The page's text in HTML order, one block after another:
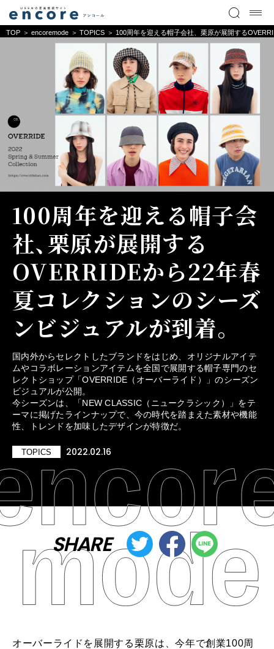
TOP encoremode TOPICS 100周年を迎える帽子会社、栗原が展開する
100周年を迎える帽子会
社、栗原が展開する
OVERRIDEから22年春
夏コレクションのシーズ
ンビジュアルが到着。
国内外からセレクトしたブランドをはじめ、オリジナルアイテ
ムやコラボレーションアイテムを全国で展開する帽子専門のセ
レクトショップ「OVERRIDE（オーバーライド）」のシーズン
ビジュアルが公開。
今シーズンは、「NEW CLASSIC（ニュークラシック）」をテ
ーマに掲げたラインナップで、今の時代を踏まえた素材や機能
性、トレンドを加味したデザインが特徴だ。
TOPICS 2022.02.16
SHARE
オーバーライドを展開する栗原は、今年で創業100周